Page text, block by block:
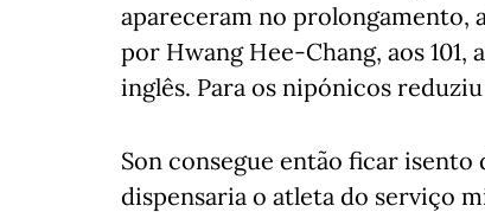
apareceram no prolongamento,
por Hwang Hee-Chang, aos
inglês. Para os nipónicos reduziu
Son consegue então ficar isento
dispensaria o atleta do serviço